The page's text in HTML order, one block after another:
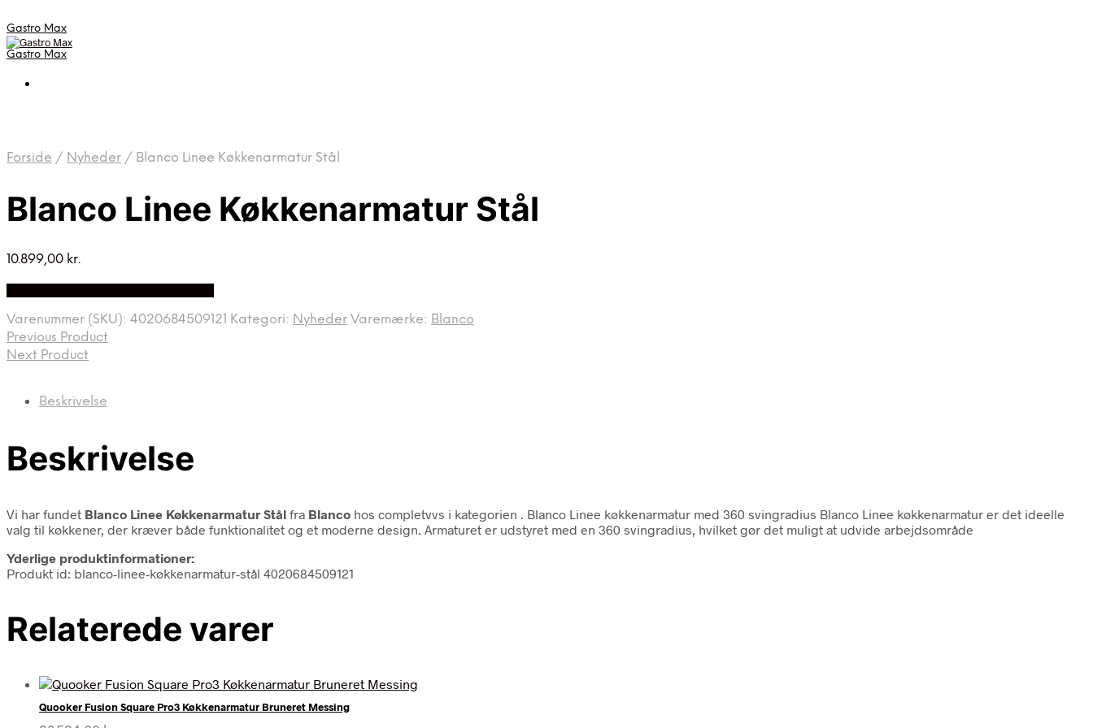
Gastro Max
Gastro Max
Forside / Nyheder / Blanco Linee Køkkenarmatur Stål
Blanco Linee Køkkenarmatur Stål
10.899,00 kr.
Varenummer (SKU): 4020684509121 Kategori: Nyheder Varemærke: Blanco
Previous Product
Next Product
Beskrivelse
Beskrivelse
Vi har fundet Blanco Linee Køkkenarmatur Stål fra Blanco hos completvvs i kategorien
. Blanco Linee køkkenarmatur med 360 svingradius Blanco Linee køkkenarmatur er det ideelle
valg til køkkener, der kræver både funktionalitet og et moderne design. Armaturet er udstyret med en 360 svingradius, hvilket gør det muligt at udvide arbejdsområde
Yderlige produktinformationer:
Produkt id: blanco-linee-køkkenarmatur-stål 4020684509121
Relaterede varer
Quooker Fusion Square Pro3 Køkkenarmatur Bruneret Messing